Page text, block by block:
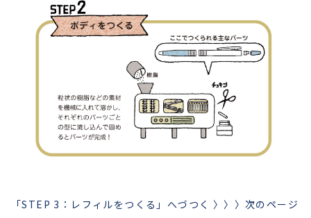
「STEP 3：レフィルをつくる」へづつく 〉〉〉次のページ